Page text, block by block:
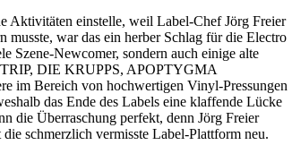
Aktivitäten einstelle, weil Label-Chef Jörg Freier
musste, war das ein herber Schlag für die Electro
Szene-Newcomer, sondern auch einige alte
DIE KRUPPS, APOPTYGMA
im Bereich von hochwertigen Vinyl-Pressungen
das Ende des Labels eine klaffende Lücke
die Überraschung perfekt, denn Jörg Freier
schmerzlich vermisste Label-Plattform neu.